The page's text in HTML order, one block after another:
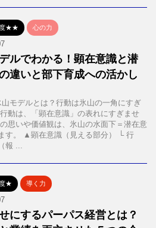
度★★ 心の力
ルでわかる！顕在意識と潜
違いと部下育成への活かし
モデルとは？行動は氷山の一角にすぎ
動は、「顕在意識」の表れにすぎませ
思いや価値観は、氷山の水面下＝潜在意
す。 ▲顕在意識（見える部分） └ 行
報 ...
★ 導く力
にするパーパス経営とは？